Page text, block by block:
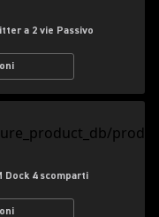
a 2 vie Passivo
4 scomparti